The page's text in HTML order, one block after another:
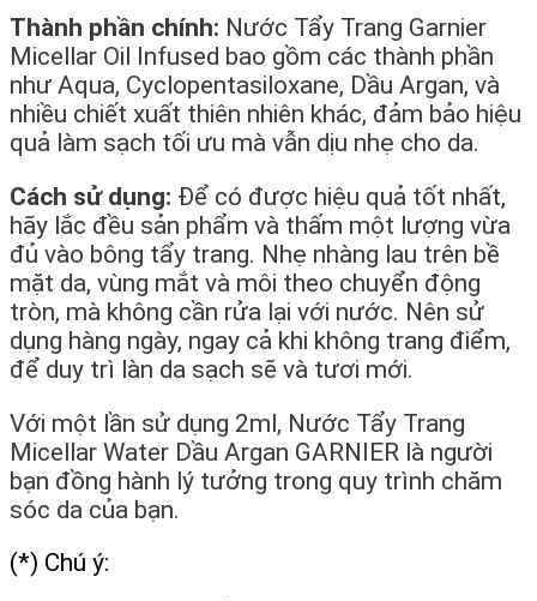
Thành phần chính: Nước Tẩy Trang Garnier
Micellar Oil Infused bao gồm các thành phần
như Aqua, Cyclopentasiloxane, Dầu Argan, và
nhiều chiết xuất thiên nhiên khác, đảm bảo hiệu
quả làm sạch tối ưu mà vẫn dịu nhẹ cho da.
Cách sử dụng: Để có được hiệu quả tốt nhất,
hãy lắc đều sản phẩm và thấm một lượng vừa
đủ vào bông tẩy trang. Nhẹ nhàng lau trên bề
mặt da, vùng mắt và môi theo chuyển động
tròn, mà không cần rửa lại với nước. Nên sử
dụng hàng ngày, ngay cả khi không trang điểm,
để duy trì làn da sạch sẽ và tươi mới.
Với một lần sử dụng 2ml, Nước Tẩy Trang
Micellar Water Dầu Argan GARNIER là người
bạn đồng hành lý tưởng trong quy trình chăm
sóc da của bạn.
(*) Chú ý: